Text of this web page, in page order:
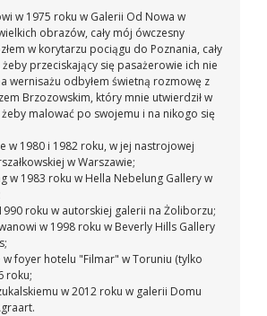
w 1975 roku w Galerii Od Nowa w
obrazów, cały mój ówczesny
w korytarzu pociągu do Poznania, cały
żeby przeciskający się pasażerowie ich nie
wernisażu odbyłem świetną rozmowę z
Brzozowskim, który mnie utwierdził w
malować po swojemu i na nikogo się
w 1980 i 1982 roku, w jej nastrojowej
w Warszawie;
w 1983 roku w Hella Nebelung Gallery w
roku w autorskiej galerii na Żoliborzu;
w 1998 roku w Beverly Hills Gallery
w foyer hotelu "Filmar" w Toruniu (tylko
roku;
w 2012 roku w galerii Domu